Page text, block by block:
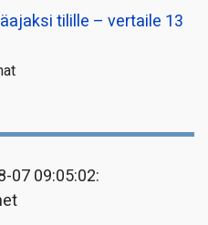
tilille – vertaile 13
07 09:05:02: